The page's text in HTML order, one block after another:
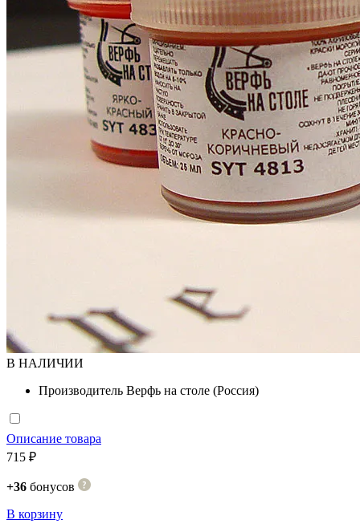
В НАЛИЧИИ
Производитель Верфь на столе (Россия)
Описание товара
715 ₽
+36 бонусов
В корзину